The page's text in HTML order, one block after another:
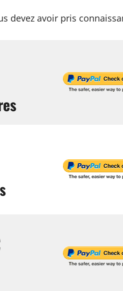
devez avoir pris